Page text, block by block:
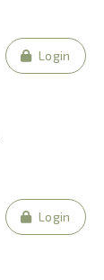
Login
Login